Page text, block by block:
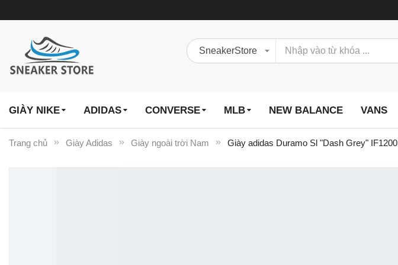
GIÀY NIKE ADIDAS CONVERSE MLB NEW BALANCE VANS
Trang chủ Giày Adidas Giày ngoài trời Nam Giày adidas Duramo Sl "Dash Grey" IF1200